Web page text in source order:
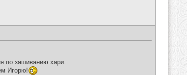
по зашиванию хари.
Игорю!